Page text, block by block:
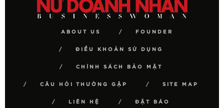
ABOUT US FOUNDER
ĐIỀU KHOẢN SỬ DỤNG
CHÍNH SÁCH BẢO MẬT
CÂU HỎI THƯỜNG GẶP SITE MAP
LIÊN HỆ ĐẶT BÁO